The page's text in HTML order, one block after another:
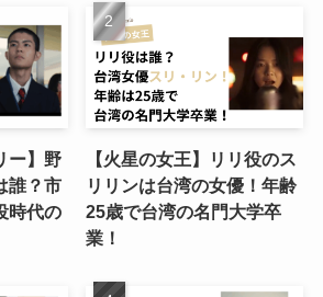
ー】野
誰？市
時代の
【火星の女王】リリ役のス
リリンは台湾の女優！年齢
25歳で台湾の名門大学卒
業！